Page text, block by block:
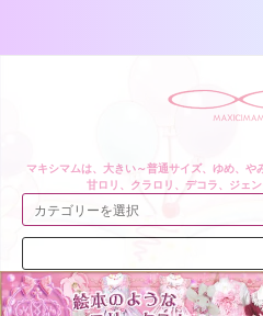
マキシマムは、大きい～普通サイズ、ゆめ、や
甘ロリ、クラロリ、デコラ、ジェ